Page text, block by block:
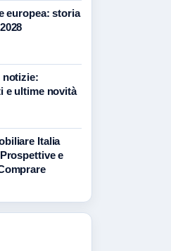
europea: storia
notizie:
e ultime novità
Italia
e